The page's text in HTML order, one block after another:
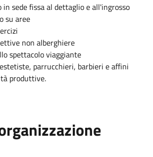
in sede fissa al dettaglio e all'ingrosso
su aree
non alberghiere
spettacolo viaggiante
parrucchieri, barbieri e affini
produttive.